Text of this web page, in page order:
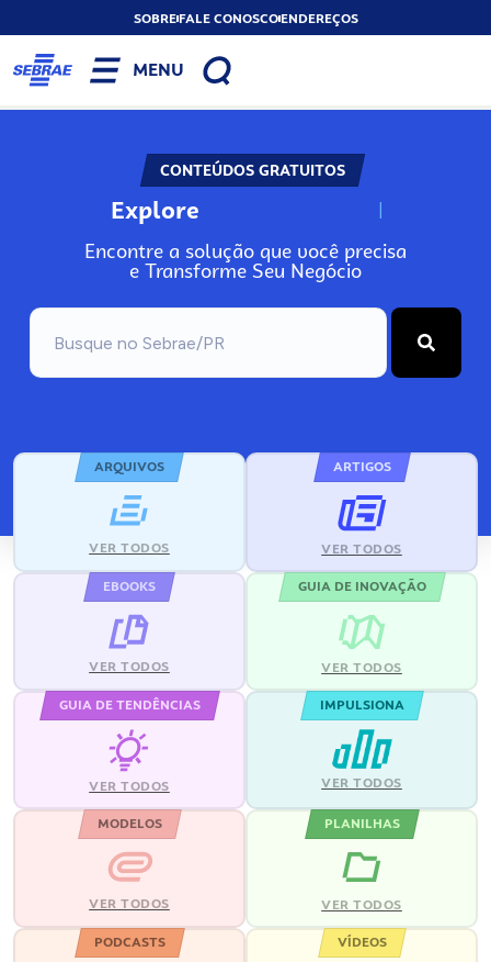
SOBREFALE CONOSCOENDEREÇOS
MENU
CONTEÚDOS GRATUITOS
Explore N
Encontre a solução que você precisa
e Transforme Seu Negócio
ARQUIVOS
VER TODOS
ARTIGOS
VER TODOS
EBOOKS
VER TODOS
GUIA DE INOVAÇÃO
VER TODOS
GUIA DE TENDÊNCIAS
VER TODOS
IMPULSIONA
VER TODOS
MODELOS
VER TODOS
PLANILHAS
VER TODOS
PODCASTS VÍDEOS